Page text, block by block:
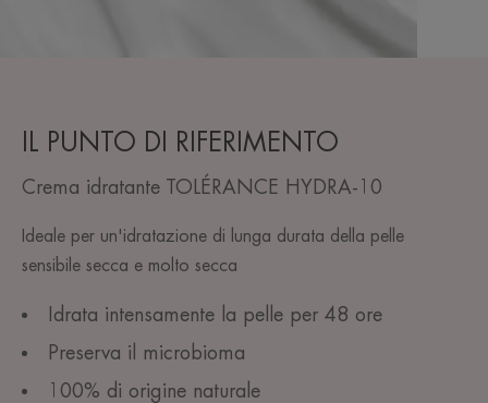
IL PUNTO DI RIFERIMENTO
Crema idratante TOLÉRANCE HYDRA-10
Ideale per un'idratazione di lunga durata della pelle
sensibile secca e molto secca
Idrata intensamente la pelle per 48 ore
Preserva il microbioma
100% di origine naturale